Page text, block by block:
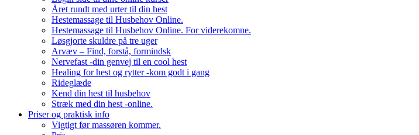
Året rundt med urter til din hest
Hestemassage til Husbehov Online.
Hestemassage til Husbehov Online. For viderekomne.
Løsgjorte skuldre på tre uger
Arvæv – Find, forstå, formindsk
Nervefast -din genvej til en cool hest
Healing for hest og rytter -kom godt i gang
Rideglæde
Kend din hest til husbehov
Stræk med din hest -online.
Priser og praktisk info
Vigtigt før massøren kommer.